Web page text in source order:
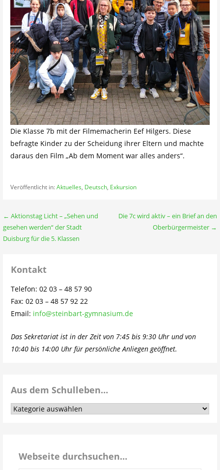
Die Klasse 7b mit der Filmemacherin Eef Hilgers. Diese
befragte Kinder zu der Scheidung ihrer Eltern und machte
daraus den Film „Ab dem Moment war alles anders“.
Veröffentlicht in:Aktuelles, Deutsch, Exkursion
Beitragsnavigation
← Aktionstag Licht – „Sehen und
gesehen werden“ der Stadt
Duisburg für die 5. Klassen
Die 7c wird aktiv – ein Brief an den
Oberbürgermeister →
Kontakt
Telefon: 02 03 – 48 57 90
Fax: 02 03 – 48 57 92 22
Email: info@steinbart-gymnasium.de
Das Sekretariat ist in der Zeit von 7:45 bis 9:30 Uhr und von
10:40 bis 14:00 Uhr für persönliche Anliegen geöffnet.
Aus dem Schulleben…
Aus
Webseite durchsuchen…